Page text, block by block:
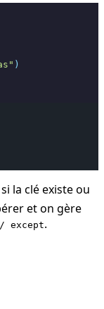
)
la clé existe ou
et on gère
except.